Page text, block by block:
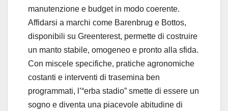
manutenzione e budget in modo coerente.
Affidarsi a marchi come Barenbrug e Bottos,
disponibili su Greenterest, permette di costruire
un manto stabile, omogeneo e pronto alla sfida.
Con miscele specifiche, pratiche agronomiche
costanti e interventi di trasemina ben
programmati, l’“erba stadio” smette di essere un
sogno e diventa una piacevole abitudine di